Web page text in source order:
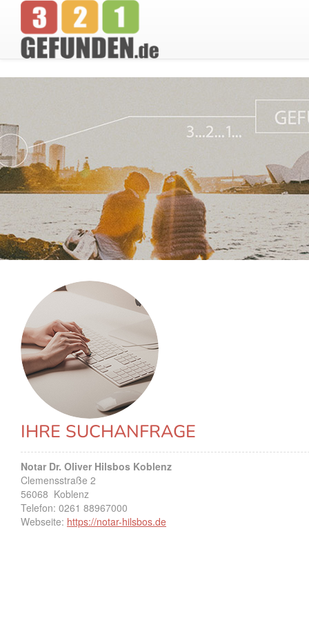
IHRE SUCHANFRAGE
Notar Dr. Oliver Hilsbos Koblenz
Clemensstraße 2
56068 Koblenz
Telefon: 0261 88967000
Webseite: https://notar-hilsbos.de